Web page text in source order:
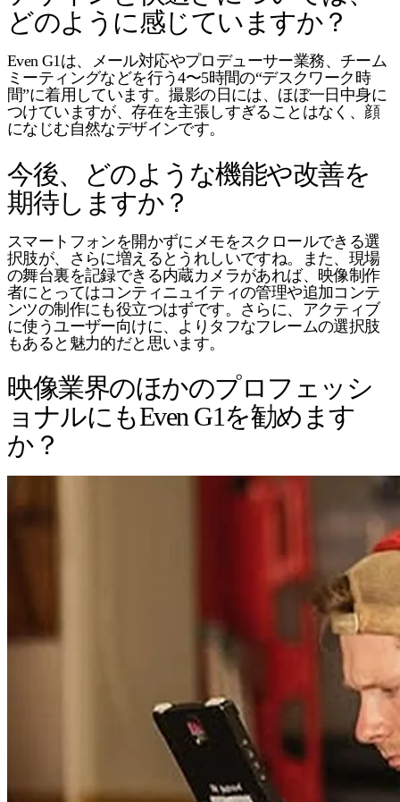
どのように感じていますか？
Even G1は、メール対応やプロデューサー業務、チーム
ミーティングなどを行う4〜5時間の“デスクワーク時
間”に着用しています。撮影の日には、ほぼ一日中身に
つけていますが、存在を主張しすぎることはなく、顔
になじむ自然なデザインです。
今後、どのような機能や改善を
期待しますか？
スマートフォンを開かずにメモをスクロールできる選
択肢が、さらに増えるとうれしいですね。また、現場
の舞台裏を記録できる内蔵カメラがあれば、映像制作
者にとってはコンティニュイティの管理や追加コンテ
ンツの制作にも役立つはずです。さらに、アクティブ
に使うユーザー向けに、よりタフなフレームの選択肢
もあると魅力的だと思います。
映像業界のほかのプロフェッシ
ョナルにもEven G1を勧めます
か？